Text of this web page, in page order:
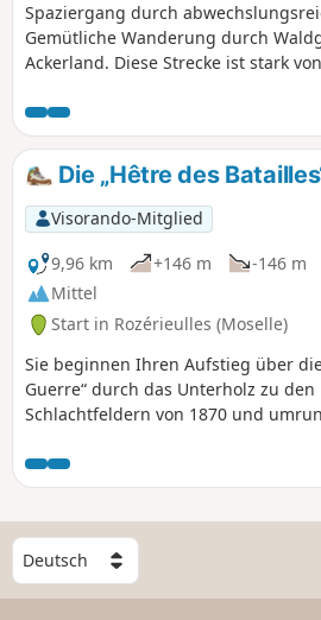
Spaziergang durch
Gemütliche Wanderung durch
Ackerland. Diese Strecke ist stark
Die „Hêtre des
Visorando-Mitglied
9,96 km
+146 m -146 m
Mittel
Start in Rozérieulles (Moselle)
Sie beginnen Ihren Aufstieg über
Guerre“ durch das Unterholz zu den
Schlachtfeldern von 1870 und
alte „Buche der Schlachten“ zu
sich auf natürliche Weise durch
d’Arc“ wieder hinab.
W
ä
h